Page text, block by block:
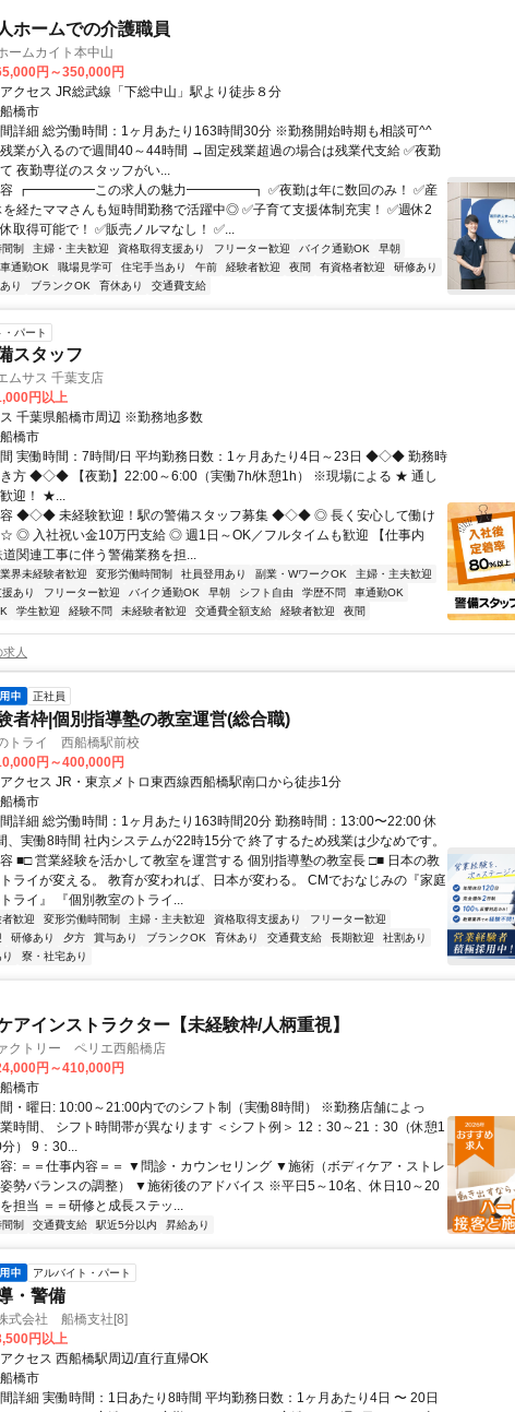
ホームでの介護職員
ームカイト本中山
円～350,000円
クセス JR総武線「下総中山」駅より徒歩８分
橋市
詳細 総労働時間：1ヶ月あたり163時間30分 ※勤務開始時期も相談可^^
業が入るので週間40～44時間 →固定残業超過の場合は残業代支給 ✅夜勤
夜勤専従のスタッフがい...
容 ┏━━━━━この求人の魅力━━━━━┓ ✅夜勤は年に数回のみ！ ✅産
を経たママさんも短時間勤務で活躍中◎ ✅子育て支援体制充実！ ✅週休2
取得可能で！ ✅販売ノルマなし！ ✅...
制 主婦・主夫歓迎 資格取得支援あり フリーター歓迎 バイク通勤OK
早朝
車通勤OK 職場見学可 住宅手当あり 午前 経験者歓迎 夜間 有資格者歓迎
研修あり
り ブランクOK 育休あり 交通費支給
・パート
スタッフ
ムサス 千葉支店
円以上
千葉県船橋市周辺 ※勤務地多数
橋市
実働時間：7時間/日 平均勤務日数：1ヶ月あたり4日～23日 ◆◇◆ 勤務時
き方 ◆◇◆ 【夜勤】22:00～6:00（実働7h/休憩1h） ※現場による ★ 通し
迎！ ★...
容 ◆◇◆ 未経験歓迎！駅の警備スタッフ募集 ◆◇◆ ◎ 長く安心して働け
◎ 入社祝い金10万円支給 ◎ 週1日～OK／フルタイムも歓迎 【仕事内
道関連工事に伴う警備業務を担...
業界未経験者歓迎 変形労働時間制 社員登用あり 副業・WワークOK
主婦・主夫歓迎
あり
フリーター歓迎 バイク通勤OK 早朝 シフト自由 学歴不問
車通勤OK
学生歓迎 経験不問 未経験者歓迎 交通費全額支給 経験者歓迎 夜間
人
正社員
者枠|個別指導塾の教室運営(総合職)
トライ 西船橋駅前校
円～400,000円
クセス JR・東京メトロ東西線西船橋駅南口から徒歩1分
橋市
詳細 総労働時間：1ヶ月あたり163時間20分 勤務時間：13:00〜22:00 休
、実働8時間 社内システムが22時15分で 終了するため残業は少なめです。
■□ 営業経験を活かして教室を運営する 個別指導塾の教室長 □■ 日本の教
ライが変える。 教育が変われば、日本が変わる。 CMでおなじみの『家庭
ライ』 『個別教室のトライ...
歓迎 変形労働時間制 主婦・主夫歓迎 資格取得支援あり
フリーター歓迎
研修あり 夕方 賞与あり ブランクOK 育休あり 交通費支給 長期歓迎
社割あり
寮・社宅あり
アインストラクター【未経験枠/人柄重視】
クトリー ペリエ西船橋店
円～410,000円
橋市
・曜日: 10:00～21:00内でのシフト制（実働8時間） ※勤務店舗によっ
時間、 シフト時間帯が異なります ＜シフト例＞ 12：30～21：30（休憩1
） 9：30...
: ＝＝仕事内容＝＝ ▼問診・カウンセリング ▼施術（ボディケア・ストレ
姿勢バランスの調整） ▼施術後のアドバイス ※平日5～10名、休日10～20
担当 ＝＝研修と成長ステッ...
制 交通費支給 駅近5分以内 昇給あり
アルバイト・パート
・警備
式会社 船橋支社[8]
円以上
クセス 西船橋駅周辺/直行直帰OK
橋市
詳細 実働時間：1日あたり8時間 平均勤務日数：1ヶ月あたり4日 〜 20日